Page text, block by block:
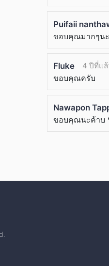
Puifaii
ขอบคุณมากๆน
Fluke 4 ปีที่แล้
ขอบคุณครับ
Nawapon
ขอบคุณนะค้า